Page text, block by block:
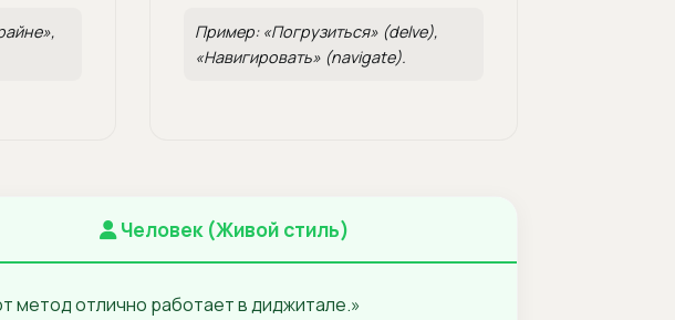
Пример: «Погрузиться» (delve),
«Навигировать» (navigate).
Человек (Живой стиль)
метод отлично работает в диджитале.»